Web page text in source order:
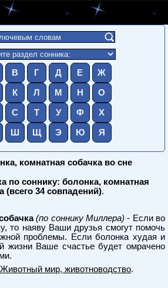
В Г Д Е Ж
К Л М Н О
С Т У Ф Х
Ш Щ Э Ю Я
комнатная собачка во сне
по соннику: болонка, комнатная
(всего 34 совпадений).
(по соннику Миллера) - Если во
то наяву Ваши друзья смогут помочь
проблемы. Если болонка худая и
жизни Ваше счастье будет омрачено
Животный мир, животноводство.